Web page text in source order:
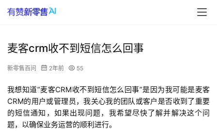
麦客crm收不到短信怎么回事
新零售百问 2年前 55
我想知道”麦客CRM收不到短信怎么回事”是因为我可能是麦客
CRM的用户或管理员，我关心我的团队或客户是否收到了重要
的短信通知，如果出现问题，我希望尽快了解并解决这个问
题，以确保业务运营的顺利进行。